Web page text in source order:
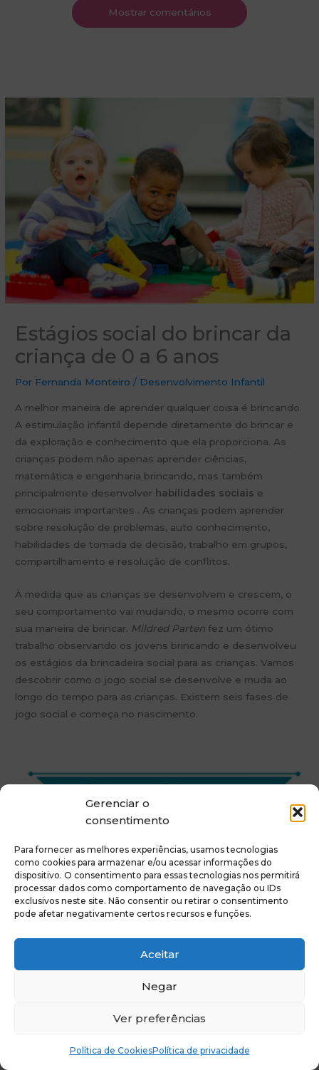
Gerenciar o
consentimento
Para fornecer as melhores experiências, usamos tecnologias
como cookies para armazenar e/ou acessar informações do
dispositivo. O consentimento para essas tecnologias nos permitirá
processar dados como comportamento de navegação ou IDs
exclusivos neste site. Não consentir ou retirar o consentimento
pode afetar negativamente certos recursos e funções.
Aceitar
Negar
Ver preferências
Política de CookiesPolítica de privacidade
Mostrar comentários
Estágios social do brincar da
criança de 0 a 6 anos
Por Fernanda Monteiro/ Desenvolvimento Infantil
A melhor maneira de aprender qualquer coisa é brincando.
A estimulação infantil depende diretamente do brincar e
da exploração e conhecimento que ela proporciona. As
crianças podem não apenas aprender ciências,
matemática e engenharia brincando, mas também
principalmente desenvolver habilidades sociais e
emocionais importantes . As crianças podem aprender
sobre resolução de problemas, auto conhecimento,
habilidades de tomada de decisão, trabalho em grupos,
compartilhamento e resolução de conflitos.
À medida que as crianças se desenvolvem e crescem, o
seu comportamento vai mudando, o mesmo ocorre com
sua maneira de brincar. Mildred Parten fez um ótimo
trabalho observando os jovens brincando e desenvolveu
os estágios da brincadeira social para as crianças. Vamos
descobrir como o jogo social se desenvolve e muda ao
longo do tempo para as crianças. Existem seis fases de
jogo social e começa no nascimento.